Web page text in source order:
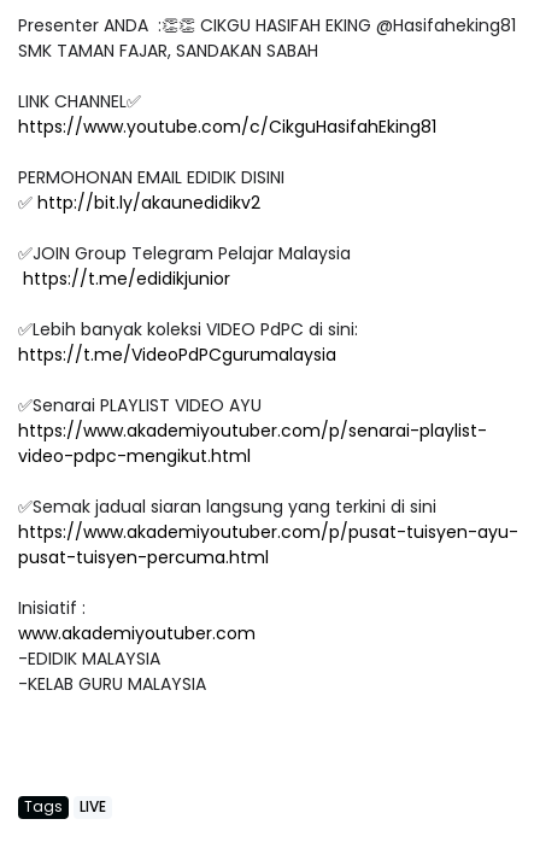
Presenter ANDA :👏👏 CIKGU HASIFAH EKING @Hasifaheking81
SMK TAMAN FAJAR, SANDAKAN SABAH
LINK CHANNEL✅
https://www.youtube.com/c/CikguHasifahEking81
PERMOHONAN EMAIL EDIDIK DISINI
✅ http://bit.ly/akaunedidikv2
✅JOIN Group Telegram Pelajar Malaysia
https://t.me/edidikjunior
✅Lebih banyak koleksi VIDEO PdPC di sini:
https://t.me/VideoPdPCgurumalaysia
✅Senarai PLAYLIST VIDEO AYU
https://www.akademiyoutuber.com/p/senarai-playlist-
video-pdpc-mengikut.html
✅Semak jadual siaran langsung yang terkini di sini
https://www.akademiyoutuber.com/p/pusat-tuisyen-ayu-
pusat-tuisyen-percuma.html
Inisiatif :
www.akademiyoutuber.com
-EDIDIK MALAYSIA
-KELAB GURU MALAYSIA
Tags LIVE